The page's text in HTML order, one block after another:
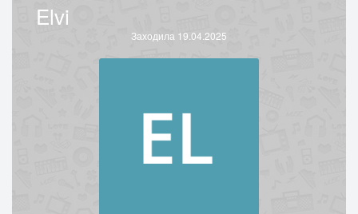
Elvi
Заходила 19.04.2025